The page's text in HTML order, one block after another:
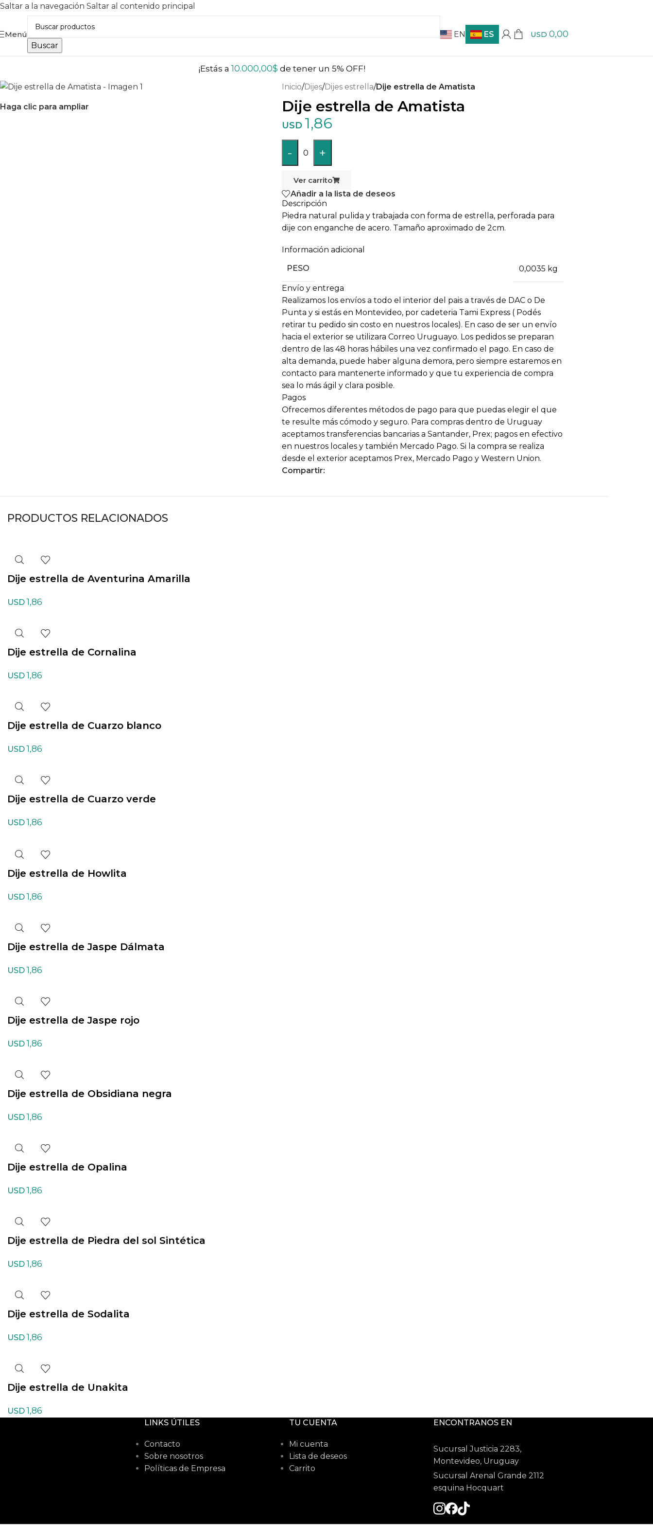
Saltar a la navegación Saltar al contenido principal
Menú
Buscar
EN ES USD 0,00
¡Estás a10.000,00$ de tener un 5% OFF!
Haga clic para ampliar
Inicio/Dijes/Dijes estrella/Dije estrella de Amatista
Dije estrella de Amatista
USD 1,86
- 0 +
Ver carrito
Añadir a la lista de deseos
Descripción
Piedra natural pulida y trabajada con forma de estrella, perforada para
dije con enganche de acero. Tamaño aproximado de 2cm.
Información adicional
PESO
0,0035 kg
Envío y entrega
Realizamos los envíos a todo el interior del pais a través de DAC o De
Punta y si estás en Montevideo, por cadeteria Tami Express ( Podés
retirar tu pedido sin costo en nuestros locales). En caso de ser un envío
hacia el exterior se utilizara Correo Uruguayo. Los pedidos se preparan
dentro de las 48 horas hábiles una vez confirmado el pago. En caso de
alta demanda, puede haber alguna demora, pero siempre estaremos en
contacto para mantenerte informado y que tu experiencia de compra
sea lo más ágil y clara posible.
Pagos
Ofrecemos diferentes métodos de pago para que puedas elegir el que
te resulte más cómodo y seguro. Para compras dentro de Uruguay
aceptamos transferencias bancarias a Santander, Prex; pagos en efectivo
en nuestros locales y también Mercado Pago. Si la compra se realiza
desde el exterior aceptamos Prex, Mercado Pago y Western Union.
Compartir:
PRODUCTOS RELACIONADOS
Dije estrella de Aventurina Amarilla
USD 1,86
Dije estrella de Cornalina
USD 1,86
Dije estrella de Cuarzo blanco
USD 1,86
Dije estrella de Cuarzo verde
USD 1,86
Dije estrella de Howlita
USD 1,86
Dije estrella de Jaspe Dálmata
USD 1,86
Dije estrella de Jaspe rojo
USD 1,86
Dije estrella de Obsidiana negra
USD 1,86
Dije estrella de Opalina
USD 1,86
Dije estrella de Piedra del sol Sintética
USD 1,86
Dije estrella de Sodalita
USD 1,86
Dije estrella de Unakita
USD 1,86
LINKS ÚTILES
Contacto
Sobre nosotros
Políticas de Empresa
TU CUENTA
Mi cuenta
Lista de deseos
Carrito
ENCONTRANOS EN
Sucursal Justicia 2283,
Montevideo, Uruguay
Sucursal Arenal Grande 2112
esquina Hocquart